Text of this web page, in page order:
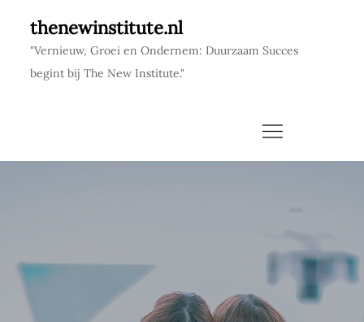
content
thenewinstitute.nl
"Vernieuw, Groei en Ondernem: Duurzaam Succes
begint bij The New Institute."